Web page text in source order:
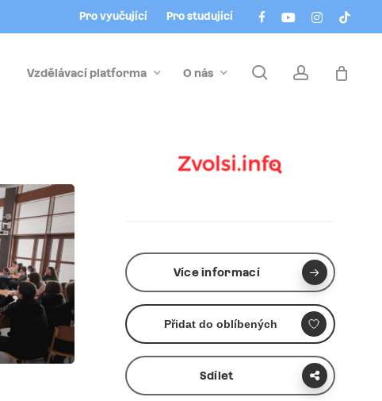
facebookyoutubeinstagram
tiktok
Pro vyučující Pro studující
Vzdělávací platforma O nás searchaccount
Více informací
Přidat do oblíbených
Sdílet
Menu